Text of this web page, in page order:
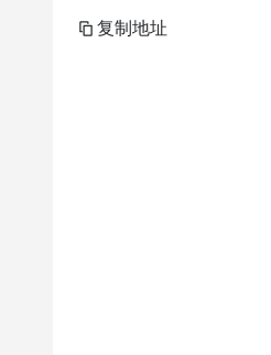
复制地址